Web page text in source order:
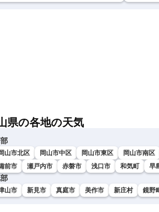
県の各地の天気
山市北区 岡山市中区 岡山市東区 岡山市南区
前市
瀬戸内市 赤磐市 浅口市 和気町 早
山市 新見市 真庭市 美作市 新庄村 鏡野